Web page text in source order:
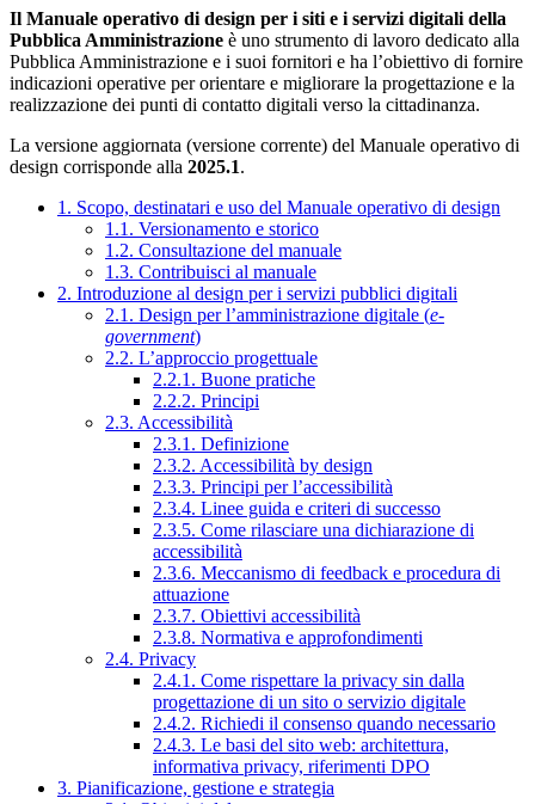
Il Manuale operativo di design per i siti e i servizi digitali della
Pubblica Amministrazione è uno strumento di lavoro dedicato alla
Pubblica Amministrazione e i suoi fornitori e ha l’obiettivo di fornire
indicazioni operative per orientare e migliorare la progettazione e la
realizzazione dei punti di contatto digitali verso la cittadinanza.
La versione aggiornata (versione corrente) del Manuale operativo di
design corrisponde alla 2025.1.
1. Scopo, destinatari e uso del Manuale operativo di design
1.1. Versionamento e storico
1.2. Consultazione del manuale
1.3. Contribuisci al manuale
2. Introduzione al design per i servizi pubblici digitali
2.1. Design per l’amministrazione digitale (e-
government)
2.2. L’approccio progettuale
2.2.1. Buone pratiche
2.2.2. Principi
2.3. Accessibilità
2.3.1. Definizione
2.3.2. Accessibilità by design
2.3.3. Principi per l’accessibilità
2.3.4. Linee guida e criteri di successo
2.3.5. Come rilasciare una dichiarazione di
accessibilità
2.3.6. Meccanismo di feedback e procedura di
attuazione
2.3.7. Obiettivi accessibilità
2.3.8. Normativa e approfondimenti
2.4. Privacy
2.4.1. Come rispettare la privacy sin dalla
progettazione di un sito o servizio digitale
2.4.2. Richiedi il consenso quando necessario
2.4.3. Le basi del sito web: architettura,
informativa privacy, riferimenti DPO
3. Pianificazione, gestione e strategia